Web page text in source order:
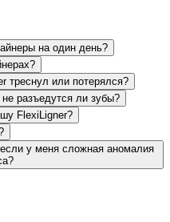
на один день?
треснул или потерялся?
разъедутся ли зубы?
FlexiLigner?
у меня сложная аномалия